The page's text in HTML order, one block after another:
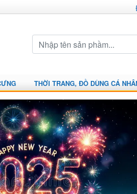
THỜI TRANG, ĐỒ DÙNG CÁ